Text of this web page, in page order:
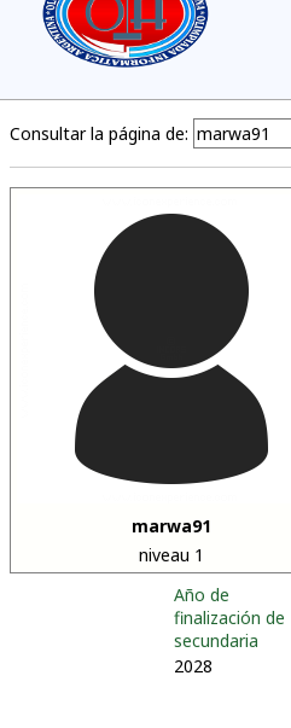
Consultar la página de:
marwa91
niveau 1
Año de
finalización de
secundaria
2028